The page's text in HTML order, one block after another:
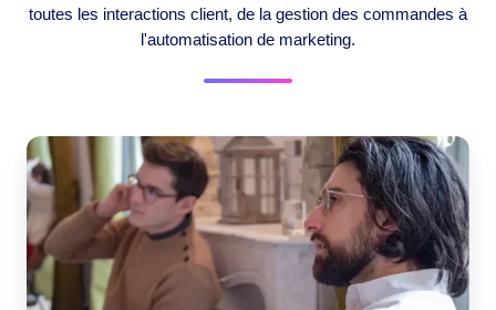
toutes les interactions client, de la gestion des commandes à
l'automatisation de marketing.